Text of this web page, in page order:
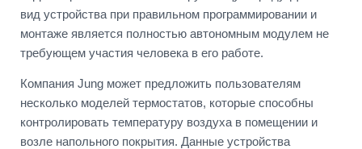
вид устройства при правильном программировании и
монтаже является полностью автономным модулем не
требующем участия человека в его работе.
Компания Jung может предложить пользователям
несколько моделей термостатов, которые способны
контролировать температуру воздуха в помещении и
возле напольного покрытия. Данные устройства